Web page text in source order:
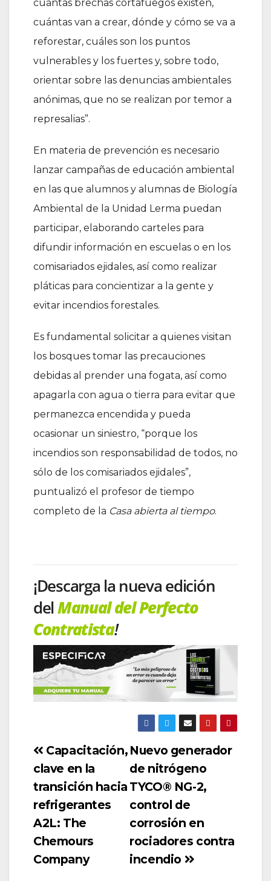
cuántas brechas cortafuegos existen,
cuántas van a crear, dónde y cómo se va a
reforestar, cuáles son los puntos
vulnerables y los fuertes y, sobre todo,
orientar sobre las denuncias ambientales
anónimas, que no se realizan por temor a
represalias”.
En materia de prevención es necesario
lanzar campañas de educación ambiental
en las que alumnos y alumnas de Biología
Ambiental de la Unidad Lerma puedan
participar, elaborando carteles para
difundir información en escuelas o en los
comisariados ejidales, así como realizar
pláticas para concientizar a la gente y
evitar incendios forestales.
Es fundamental solicitar a quienes visitan
los bosques tomar las precauciones
debidas al prender una fogata, así como
apagarla con agua o tierra para evitar que
permanezca encendida y pueda
ocasionar un siniestro, “porque los
incendios son responsabilidad de todos, no
sólo de los comisariados ejidales”,
puntualizó el profesor de tiempo
completo de la Casa abierta al tiempo.
¡Descarga la nueva edición
delManual del Perfecto
Contratista!
Nuevo generador
de nitrógeno
TYCO® NG-2,
control de
corrosión en
rociadores contra
incendio
Capacitación,
clave en la
transición hacia
refrigerantes
A2L: The
Chemours
Company